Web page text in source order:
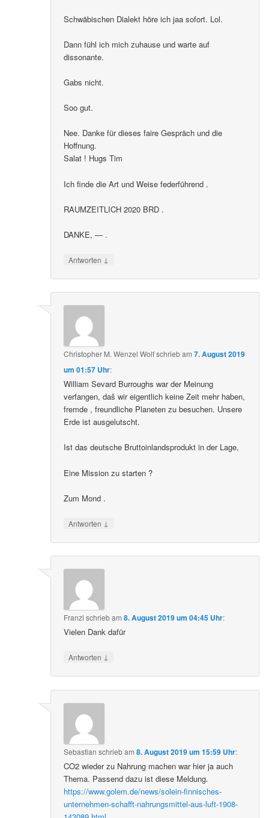
Schwäbischen Dialekt höre ich jaa sofort. Lol.
Dann fühl ich mich zuhause und warte auf
dissonante.
Gabs nicht.
Soo gut.
Nee. Danke für dieses faire Gespräch und die
Hoffnung.
Salat ! Hugs Tim
Ich finde die Art und Weise federführend .
RAUMZEITLICH 2020 BRD .
DANKE, — .
Antworten ↓
Christopher M. Wenzel Wolfschriebam7. August 2019
um 01:57 Uhr:
William Sevard Burroughs war der Meinung
verfangen, daš wir eigentlich keine Zeit mehr haben,
fremde , freundliche Planeten zu besuchen. Unsere
Erde ist ausgelutscht.
Ist das deutsche Bruttoinlandsprodukt in der Lage,
Eine Mission zu starten ?
Zum Mond .
Antworten ↓
Franzl schriebam8. August 2019 um 04:45 Uhr:
Vielen Dank dafür
Antworten ↓
Sebastian schriebam8. August 2019 um 15:59 Uhr:
CO2 wieder zu Nahrung machen war hier ja auch
Thema. Passend dazu ist diese Meldung.
https://www.golem.de/news/solein-finnisches-
unternehmen-schafft-nahrungsmittel-aus-luft-1908-